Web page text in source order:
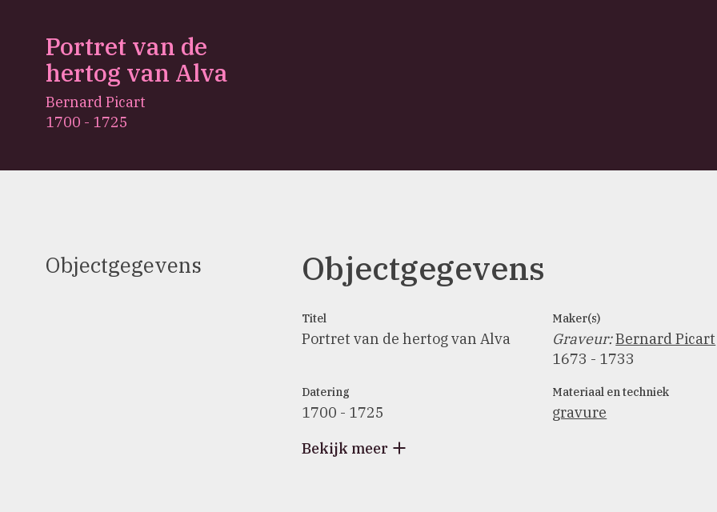
Portret van de
hertog van Alva
Bernard Picart
1700 - 1725
Objectgegevens Objectgegevens
Titel
Portret van de hertog van Alva
Maker(s)
Graveur:Bernard Picart
1673 - 1733
Datering
1700 - 1725
Materiaal en techniek
gravure
Bekijk meer